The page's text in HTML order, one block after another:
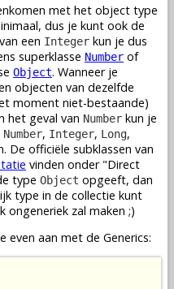
met het object type
dus je kunt ook de
een Integer kun je dus
superklasse Number of
Object. Wanneer je
objecten van dezelfde
moment niet-bestaande)
het geval van Number kun je
Number, Integer, Long,
De officiële subklassen van
vinden onder "Direct
type Object opgeeft, dan
type in de collectie kunt
zal maken ;)
even aan met de Generics: